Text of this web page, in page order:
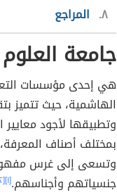
٨ المراجع
جامعة العلوم
هي إحدى مؤسسات
الهاشمية، حيث تتميز
وتطبيقها لأجود
بمختلف أصناف
وتسعى إلى غرس مفهوم
جنسياتهم وأجناسهم.[١] [٢]